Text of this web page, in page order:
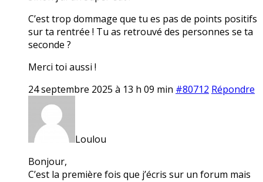
C’est trop dommage que tu es pas de points positifs
sur ta rentrée ! Tu as retrouvé des personnes se ta
seconde ?
Merci toi aussi !
24 septembre 2025 à 13 h 09 min #80712 Répondre
Loulou
Bonjour,
C’est la première fois que j’écris sur un forum mais